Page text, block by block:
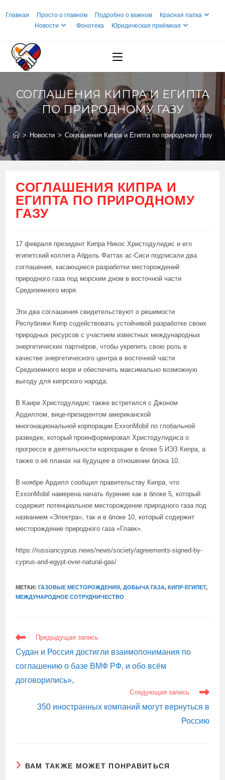
Главная Просто о главном Подробно о важном
Красная папка
Новости
Фонотека Юридическая приёмная
СОГЛАШЕНИЯ КИПРА И ЕГИПТА
ПО ПРИРОДНОМУ ГАЗУ
> Новости > Соглашения Кипра и Египта по природному газу
СОГЛАШЕНИЯ КИПРА И
ЕГИПТА ПО ПРИРОДНОМУ
ГАЗУ
17 февраля президент Кипра Никос Христодулидис и его
египетский коллега Абдель Фаттах ас-Сиси подписали два
соглашения, касающиеся разработки месторождений
природного газа под морским дном в восточной части
Средиземного моря.
Эти два соглашения свидетельствуют о решимости
Республики Кипр содействовать устойчивой разработке своих
природных ресурсов с участием известных международных
энергетических партнёров, чтобы укрепить свою роль в
качестве энергетического центра в восточной части
Средиземного моря и обеспечить максимально возможную
выгоду для кипрского народа.
В Каире Христодулидис также встретился с Джоном
Ардиллом, вице-президентом американской
многонациональной корпорации ExxonMobil по глобальной
разведке, который проинформировал Христодулидиса о
прогрессе в деятельности корпорации в блоке 5 ИЭЗ Кипра, а
также о её планах на будущее в отношении блока 10.
В ноябре Ардилл сообщил правительству Кипра, что
ExxonMobil намерена начать бурение как в блоке 5, который
содержит потенциальное месторождение природного газа под
названием «Электра», так и в блоке 10, который содержит
месторождение природного газа «Главк».
https://russiancyprus.news/news/society/agreements-signed-by-
cyprus-and-egypt-over-natural-gas/
МЕТКИ:ГАЗОВЫЕ МЕСТОРОЖДЕНИЯ, ДОБЫЧА ГАЗА, КИПР-ЕГИПЕТ,
МЕЖДУНАРОДНОЕ СОТРУДНИЧЕСТВО
ЕЩЕ
СТАТЬИ
Предыдущая запись
Судан и Россия достигли взаимопонимания по
соглашению о базе ВМФ РФ, и обо всём
договорились»,
Следующая запись
350 иностранных компаний могут вернуться в
Россию
ВАМ ТАКЖЕ МОЖЕТ ПОНРАВИТЬСЯ